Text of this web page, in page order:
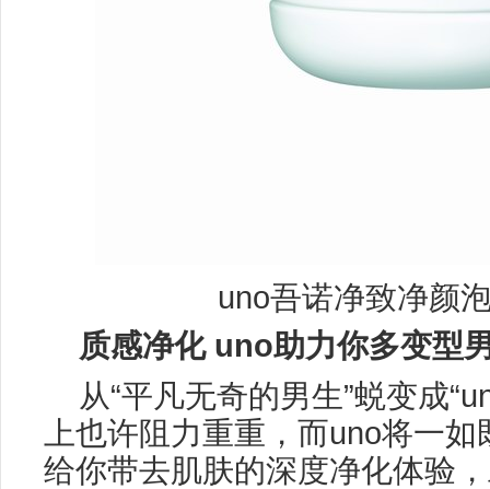
uno吾诺净致净颜
质感净化uno助力你多变型
从“平凡无奇的男生”蜕变成
上也许阻力重重，而uno将一
给你带去肌肤的深度净化体验